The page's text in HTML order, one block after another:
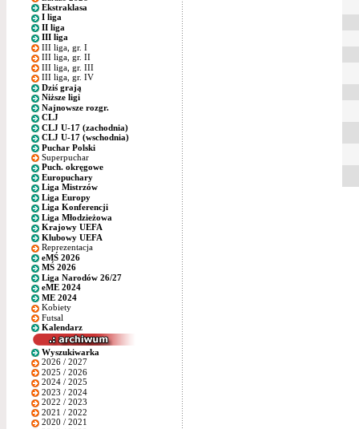
Ekstraklasa
I liga
II liga
III liga
III liga, gr. I
III liga, gr. II
III liga, gr. III
III liga, gr. IV
Dziś grają
Niższe ligi
Najnowsze rozgr.
CLJ
CLJ U-17 (zachodnia)
CLJ U-17 (wschodnia)
Puchar Polski
Superpuchar
Puch. okręgowe
Europuchary
Liga Mistrzów
Liga Europy
Liga Konferencji
Liga Młodzieżowa
Krajowy UEFA
Klubowy UEFA
Reprezentacja
eMŚ 2026
MŚ 2026
Liga Narodów 26/27
eME 2024
ME 2024
Kobiety
Futsal
Kalendarz
Wyszukiwarka
2026 / 2027
2025 / 2026
2024 / 2025
2023 / 2024
2022 / 2023
2021 / 2022
2020 / 2021